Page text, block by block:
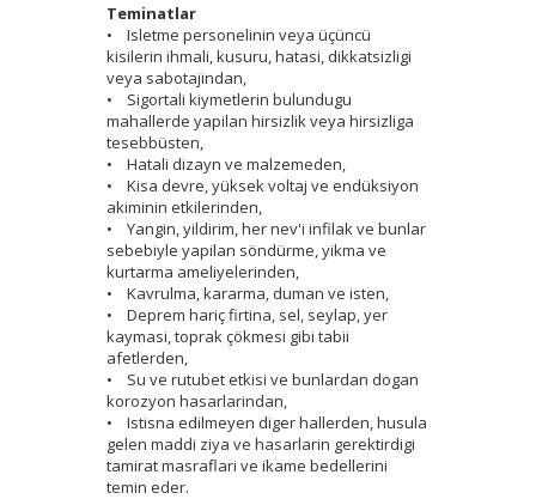
Teminatlar
• Isletme personelinin veya üçüncü
kisilerin ihmali, kusuru, hatasi, dikkatsizligi
veya sabotajindan,
• Sigortali kiymetlerin bulundugu
mahallerde yapilan hirsizlik veya hirsizliga
tesebbüsten,
• Hatali dizayn ve malzemeden,
• Kisa devre, yüksek voltaj ve endüksiyon
akiminin etkilerinden,
• Yangin, yildirim, her nev'i infilak ve bunlar
sebebiyle yapilan söndürme, yikma ve
kurtarma ameliyelerinden,
• Kavrulma, kararma, duman ve isten,
• Deprem hariç firtina, sel, seylap, yer
kaymasi, toprak çökmesi gibi tabii
afetlerden,
• Su ve rutubet etkisi ve bunlardan dogan
korozyon hasarlarindan,
• Istisna edilmeyen diger hallerden, husula
gelen maddi ziya ve hasarlarin gerektirdigi
tamirat masraflari ve ikame bedellerini
temin eder.